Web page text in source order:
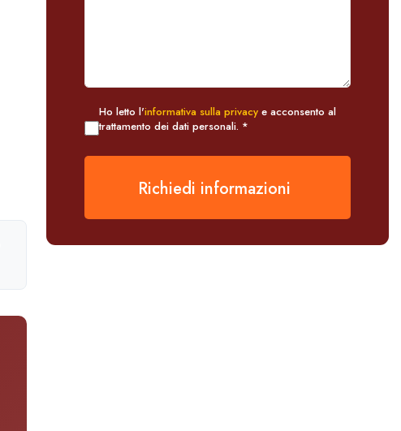
Ho letto l'informativa sulla privacy e acconsento al
trattamento dei dati personali. *
Richiedi informazioni